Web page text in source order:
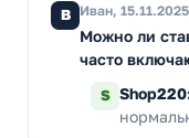
В Иван,
Можно ли
часто
S